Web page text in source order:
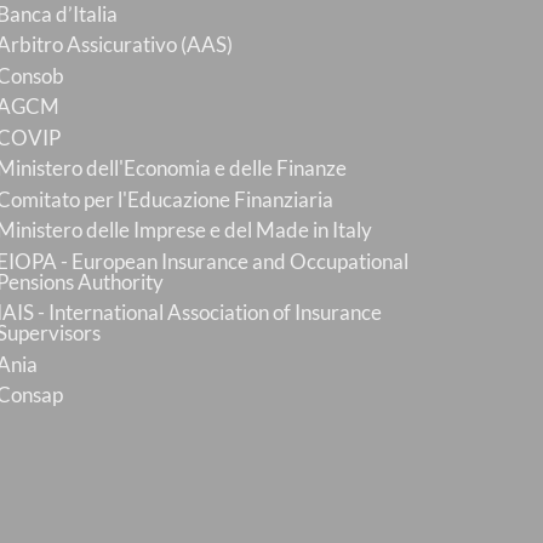
d’Italia
Assicurativo (AAS)
dell'Economia e delle Finanze
per l'Educazione Finanziaria
delle Imprese e del Made in Italy
- European Insurance and Occupational
Authority
IAIS - International Association of Insurance